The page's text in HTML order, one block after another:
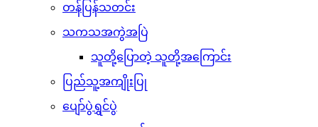
တန်ပြန်သတင်း
သကသအကွဲအပြဲ
သူတို့ပြောတဲ့ သူတို့အကြောင်း
ပြည်သူ့အကျိုးပြု
ပျော်ပွဲရွှင်ပွဲ